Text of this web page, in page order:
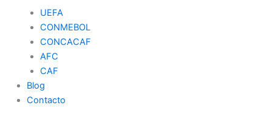
UEFA
CONMEBOL
CONCACAF
AFC
CAF
Blog
Contacto